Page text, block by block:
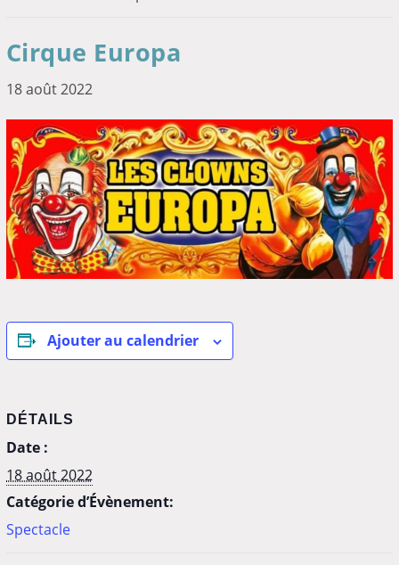
Cirque Europa
18 août 2022
Ajouter au calendrier
DÉTAILS
Date :
18 août 2022
Catégorie d’Évènement:
Spectacle